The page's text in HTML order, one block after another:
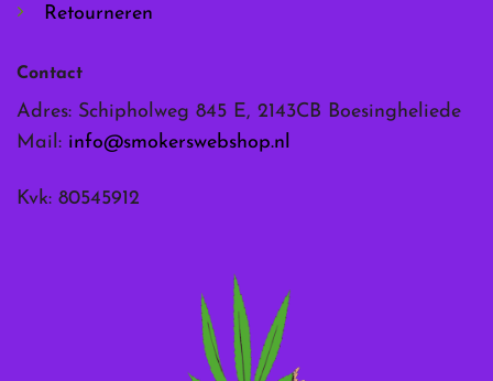
Retourneren
Contact
Adres: Schipholweg 845 E, 2143CB Boesingheliede
Mail: info@smokerswebshop.nl
Kvk: 80545912